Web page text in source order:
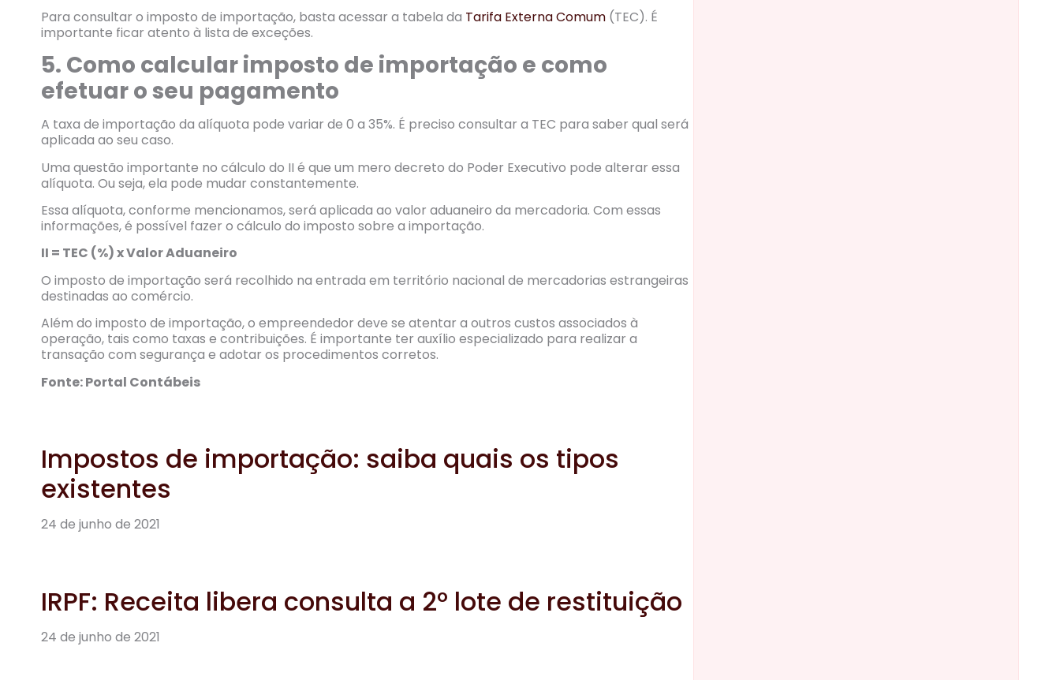
Para consultar o imposto de importação, basta acessar a tabela da Tarifa Externa Comum (TEC). É
importante ficar atento à lista de exceções.
5. Como calcular imposto de importação e como
efetuar o seu pagamento
A taxa de importação da alíquota pode variar de 0 a 35%. É preciso consultar a TEC para saber qual será
aplicada ao seu caso.
Uma questão importante no cálculo do II é que um mero decreto do Poder Executivo pode alterar essa
alíquota. Ou seja, ela pode mudar constantemente.
Essa alíquota, conforme mencionamos, será aplicada ao valor aduaneiro da mercadoria. Com essas
informações, é possível fazer o cálculo do imposto sobre a importação.
II = TEC (%) x Valor Aduaneiro
O imposto de importação será recolhido na entrada em território nacional de mercadorias estrangeiras
destinadas ao comércio.
Além do imposto de importação, o empreendedor deve se atentar a outros custos associados à
operação, tais como taxas e contribuições. É importante ter auxílio especializado para realizar a
transação com segurança e adotar os procedimentos corretos.
Fonte: Portal Contábeis
Impostos de importação: saiba quais os tipos
existentes
24 de junho de 2021
IRPF: Receita libera consulta a 2º lote de restituição
24 de junho de 2021